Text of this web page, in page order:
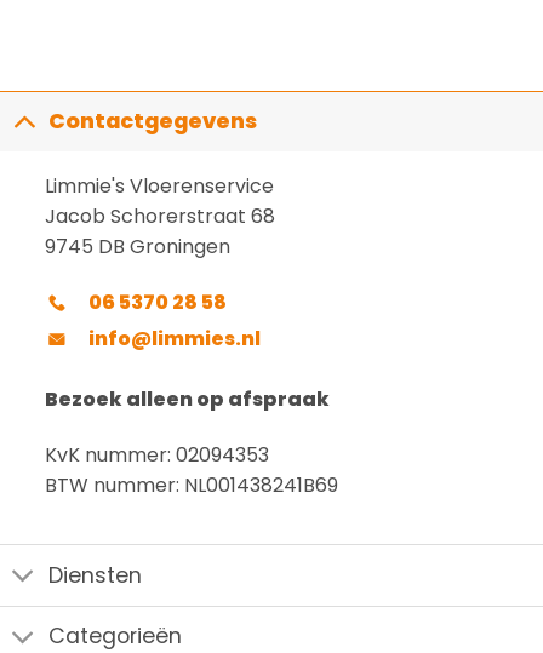
Contactgegevens
Limmie's Vloerenservice
Jacob Schorerstraat 68
9745 DB Groningen
06 5370 28 58
info@limmies.nl
Bezoek alleen op afspraak
KvK nummer: 02094353
BTW nummer: NL001438241B69
Diensten
Categorieën